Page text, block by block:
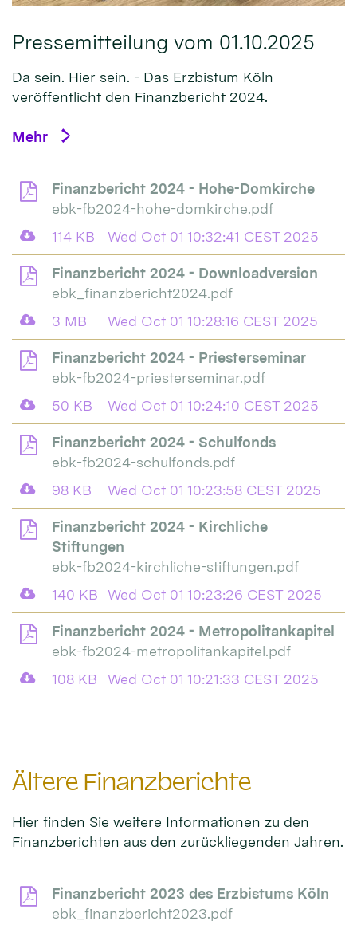
Finanzbericht 2024 - Hohe-Domkirche
ebk-fb2024-hohe-domkirche.pdf
114 KB
Wed Oct 01 10:32:41 CEST 2025
Finanzbericht 2024 - Downloadversion
ebk_finanzbericht2024.pdf
3 MB
Wed Oct 01 10:28:16 CEST 2025
Finanzbericht 2024 - Priesterseminar
ebk-fb2024-priesterseminar.pdf
50 KB
Wed Oct 01 10:24:10 CEST 2025
Finanzbericht 2024 - Schulfonds
ebk-fb2024-schulfonds.pdf
98 KB
Wed Oct 01 10:23:58 CEST 2025
Finanzbericht 2024 - Kirchliche
Stiftungen
ebk-fb2024-kirchliche-stiftungen.pdf
140 KB
Wed Oct 01 10:23:26 CEST 2025
Finanzbericht 2024 - Metropolitankapitel
ebk-fb2024-metropolitankapitel.pdf
108 KB
Wed Oct 01 10:21:33 CEST 2025
Pressemitteilung vom 01.10.2025
Da sein. Hier sein. - Das Erzbistum Köln
veröffentlicht den Finanzbericht 2024.
Mehr
Ältere Finanzberichte
Hier finden Sie weitere Informationen zu den
Finanzberichten aus den zurückliegenden Jahren.
Finanzbericht 2023 des Erzbistums Köln
ebk_finanzbericht2023.pdf